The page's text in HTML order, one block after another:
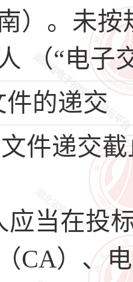
）。未按
（“电子
件的递交
件递交
应当在投
CA）、